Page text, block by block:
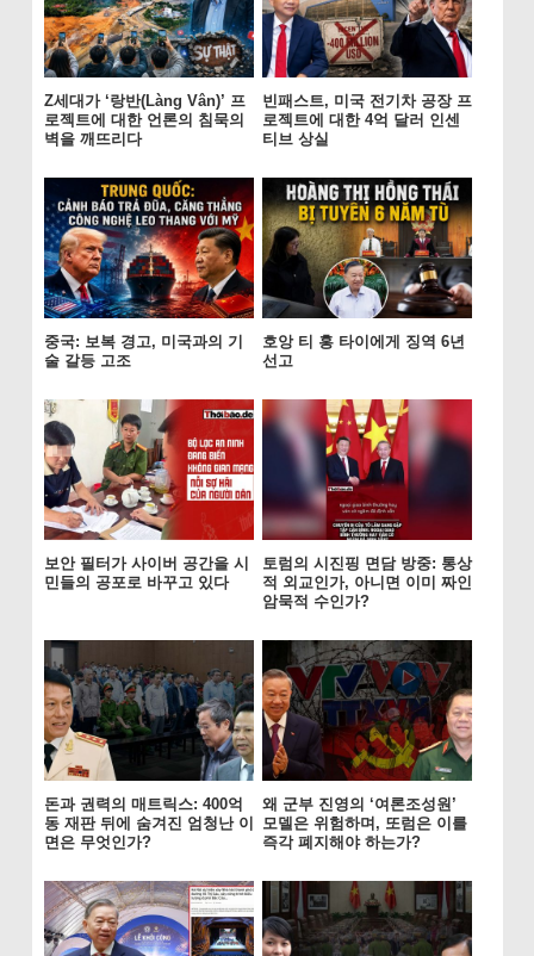
Z세대가 ‘랑반(Làng Vân)’ 프
로젝트에 대한 언론의 침묵의
벽을 깨뜨리다
빈패스트, 미국 전기차 공장 프
로젝트에 대한 4억 달러 인센
티브 상실
중국: 보복 경고, 미국과의 기
술 갈등 고조
호앙 티 홍 타이에게 징역 6년
선고
보안 필터가 사이버 공간을 시
민들의 공포로 바꾸고 있다
토럼의 시진핑 면담 방중: 통상
적 외교인가, 아니면 이미 짜인
암묵적 수인가?
돈과 권력의 매트릭스: 400억
동 재판 뒤에 숨겨진 엄청난 이
면은 무엇인가?
왜 군부 진영의 ‘여론조성원’
모델은 위험하며, 또럼은 이를
즉각 폐지해야 하는가?